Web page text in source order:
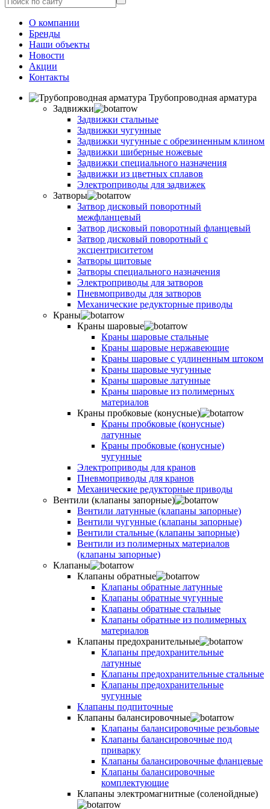
О компании
Бренды
Наши объекты
Новости
Акции
Контакты
Трубопроводная арматура
Задвижки
Задвижки стальные
Задвижки чугунные
Задвижки чугунные с обрезиненным клином
Задвижки шиберные ножевые
Задвижки специального назначения
Задвижки из цветных сплавов
Электроприводы для задвижек
Затворы
Затвор дисковый поворотный
межфланцевый
Затвор дисковый поворотный фланцевый
Затвор дисковый поворотный с
эксцентриситетом
Затворы щитовые
Затворы специального назначения
Электроприводы для затворов
Пневмоприводы для затворов
Механические редукторные приводы
Краны
Краны шаровые
Краны шаровые стальные
Краны шаровые нержавеющие
Краны шаровые с удлиненным штоком
Краны шаровые чугунные
Краны шаровые латунные
Краны шаровые из полимерных
материалов
Краны пробковые (конусные)
Краны пробковые (конусные)
латунные
Краны пробковые (конусные)
чугунные
Электроприводы для кранов
Пневмоприводы для кранов
Механические редукторные приводы
Вентили (клапаны запорные)
Вентили латунные (клапаны запорные)
Вентили чугунные (клапаны запорные)
Вентили стальные (клапаны запорные)
Вентили из полимерных материалов
(клапаны запорные)
Клапаны
Клапаны обратные
Клапаны обратные латунные
Клапаны обратные чугунные
Клапаны обратные стальные
Клапаны обратные из полимерных
материалов
Клапаны предохранительные
Клапаны предохранительные
латунные
Клапаны предохранительные стальные
Клапаны предохранительные
чугунные
Клапаны подпиточные
Клапаны балансировочные
Клапаны балансировочные резьбовые
Клапаны балансировочные под
приварку
Клапаны балансировочные фланцевые
Клапаны балансировочные
комплектующие
Клапаны электромагнитные (соленойдные)